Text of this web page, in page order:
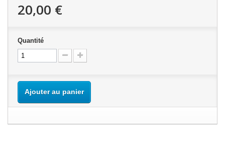
20,00 €
Quantité
Ajouter au panier